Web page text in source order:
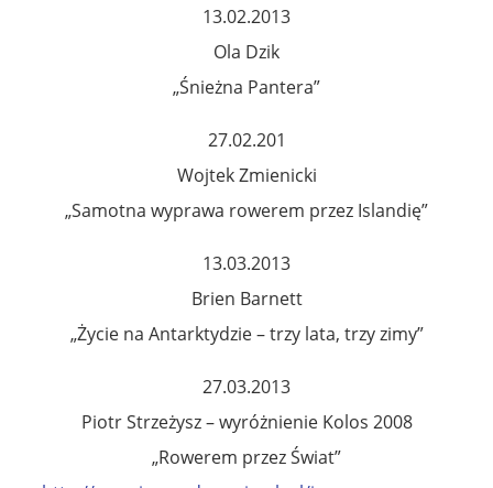
13.02.2013
Ola Dzik
„Śnieżna Pantera”
27.02.201
Wojtek Zmienicki
„Samotna wyprawa rowerem przez Islandię”
13.03.2013
Brien Barnett
„Życie na Antarktydzie – trzy lata, trzy zimy”
27.03.2013
Piotr Strzeżysz – wyróżnienie Kolos 2008
„Rowerem przez Świat”